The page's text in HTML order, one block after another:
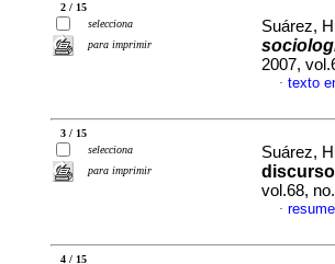
2 / 15
selecciona
para imprimir
Suárez,
2007,
· texto
3 / 15
selecciona
para imprimir
Suárez,
vol.68,
·
4 / 15